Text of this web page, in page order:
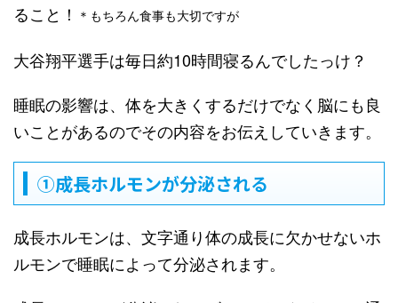
ること！ ＊もちろん食事も大切ですが
大谷翔平選手は毎日約10時間寝るんでしたっけ？
睡眠の影響は、体を大きくするだけでなく脳にも良
いことがあるのでその内容をお伝えしていきます。
①成長ホルモンが分泌される
成長ホルモンは、文字通り体の成長に欠かせないホ
ルモンで睡眠によって分泌されます。